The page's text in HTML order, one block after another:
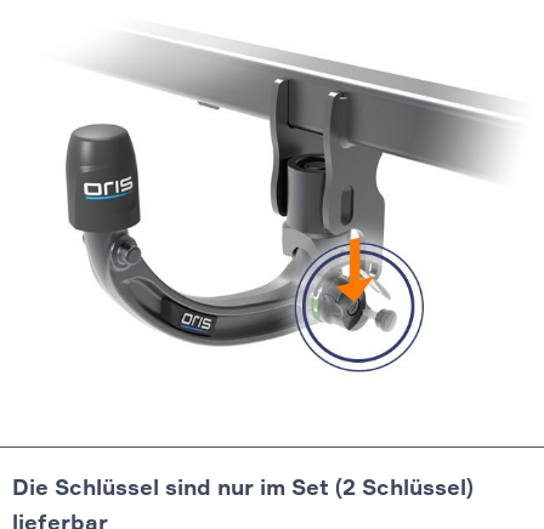
Die Schlüssel sind nur im Set (2 Schlüssel)
lieferbar